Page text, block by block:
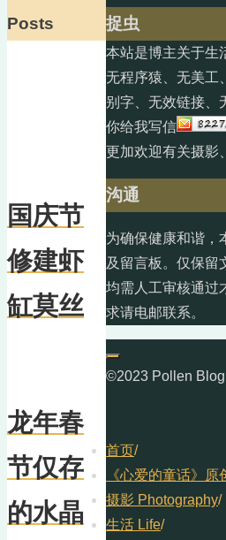
Posts
国庆节
修建虾
缸莫丝
龙年春
节仅存
的水晶
捉虫
本站是博主关于生
无程序猿、无美工
别字、无效链接、
你给我写信
更加欢迎有关摄影
沟通
为确保健康和谐，
及留言板。仅保留
均需人工审核通过
求请电邮联系。
©2023 Pollen Blog
首页/
《心爱的童话》原
摄影 Photography/
生活 Life/